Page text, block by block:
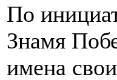
По
Знамя
имена